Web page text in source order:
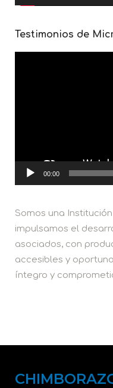
Testimonios de
00:00
Somos una
impulsamos el
asociados, con
accesibles y
íntegro y